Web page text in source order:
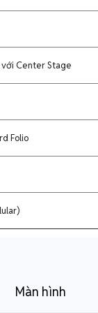
với Center Stage
Folio
Màn hình